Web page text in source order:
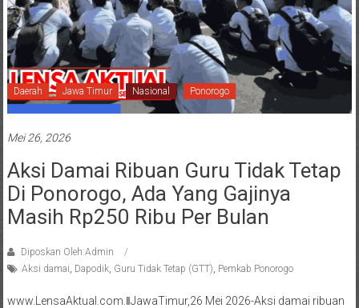
Daerah Jawa Timur Nasional Ponorogo
Mei 26, 2026
Aksi Damai Ribuan Guru Tidak Tetap
Di Ponorogo, Ada Yang Gajinya
Masih Rp250 Ribu Per Bulan
Diposkan Oleh:Admin
Aksi damai Dapodik, Guru Tidak Tetap (GTT) Pemkab Ponorogo
www.LensaAktual.com.ǁJawaTimur,26 Mei 2026-Aksi damai ribuan